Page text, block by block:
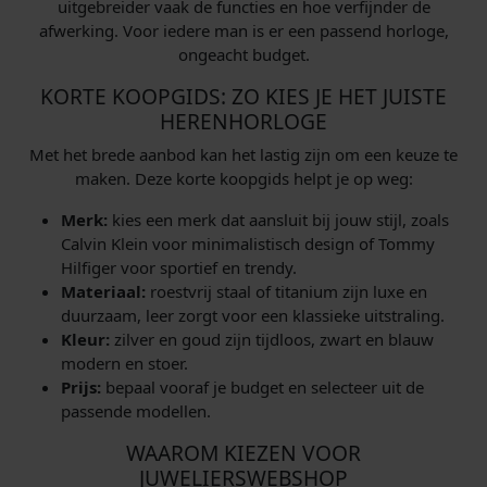
uitgebreider vaak de functies en hoe verfijnder de
afwerking. Voor iedere man is er een passend horloge,
ongeacht budget.
KORTE KOOPGIDS: ZO KIES JE HET JUISTE
HERENHORLOGE
Met het brede aanbod kan het lastig zijn om een keuze te
maken. Deze korte koopgids helpt je op weg:
Merk: kies een merk dat aansluit bij jouw stijl, zoals
Calvin Klein voor minimalistisch design of Tommy
Hilfiger voor sportief en trendy.
Materiaal: roestvrij staal of titanium zijn luxe en
duurzaam, leer zorgt voor een klassieke uitstraling.
Kleur: zilver en goud zijn tijdloos, zwart en blauw
modern en stoer.
Prijs: bepaal vooraf je budget en selecteer uit de
passende modellen.
WAAROM KIEZEN VOOR
JUWELIERSWEBSHOP